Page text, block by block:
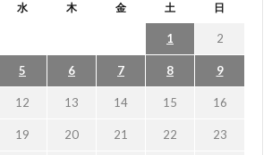
水 木 金 土 日
1 2
5 6 7 8 9
12 13 14 15 16
19 20 21 22 23